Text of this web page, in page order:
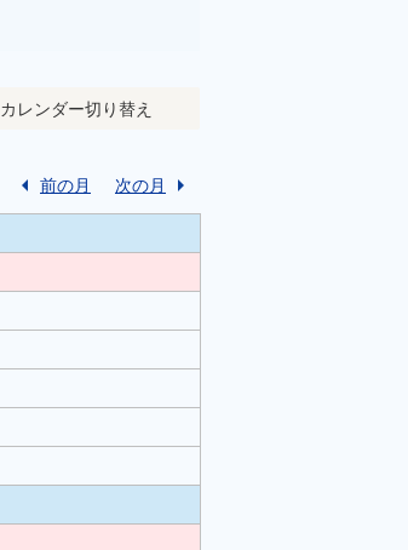
カレンダー切り替え
前の月 次の月